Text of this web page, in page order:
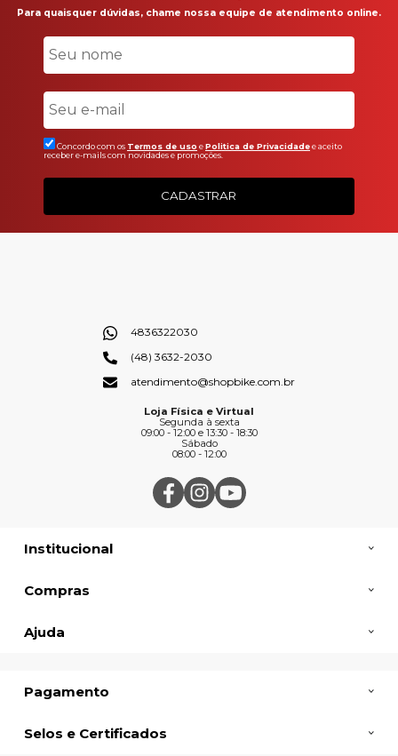
Para quaisquer dúvidas, chame nossa equipe de atendimento online.
Concordo com os Termos de uso ePolitica de Privacidadee aceito
receber e-mails com novidades e promoções.
CADASTRAR
Institucional
Compras
Ajuda
4836322030
(48) 3632-2030
atendimento@shopbike.com.br
Loja Física e Virtual
Segunda à sexta
09:00 - 12:00 e 13:30 - 18:30
Sábado
08:00 - 12:00
Pagamento
Selos e Certificados